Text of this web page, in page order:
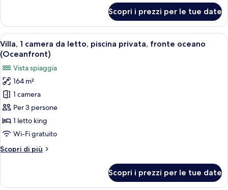
piscina
1
camera
da
letto,
vista
piscina
Scopri i prezzi per le tue date
Apri
tutte
le
foto
per
Villa,
1
camera
da
piscina
Area esterna coperta con tavolo
8
Villa, 1 camera da letto, piscina privata, fronte oceano
(Oceanfront)
Vista spiaggia
164 m²
1 camera
Per 3 persone
1 letto king
Wi-Fi gratuito
Scopri di più
Altri
1
Scopri i prezzi per le tue date